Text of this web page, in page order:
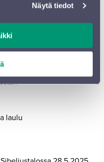
Näytä tiedot
laulu